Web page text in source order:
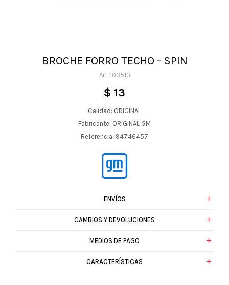
BROCHE FORRO TECHO - SPIN
103513
$ 13
Calidad: ORIGINAL
Fabricante: ORIGINAL GM
Referencia: 94746457
ENVÍOS
CAMBIOS Y DEVOLUCIONES
MEDIOS DE PAGO
CARACTERÍSTICAS